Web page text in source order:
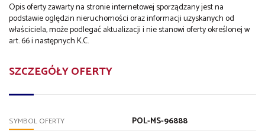
Opis oferty zawarty na stronie internetowej sporządzany jest na
podstawie oględzin nieruchomości oraz informacji uzyskanych od
właściciela, może podlegać aktualizacji i nie stanowi oferty określonej w
art. 66 i następnych K.C.
SZCZEGÓŁY OFERTY
SYMBOL OFERTY POL-MS-96888